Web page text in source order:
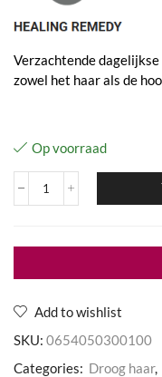
Verzachtende
zowel het haar als de
Op voorraad
Scalp
aantal
Add to wishlist
SKU: 0654050300100
Categories: Droog haar,